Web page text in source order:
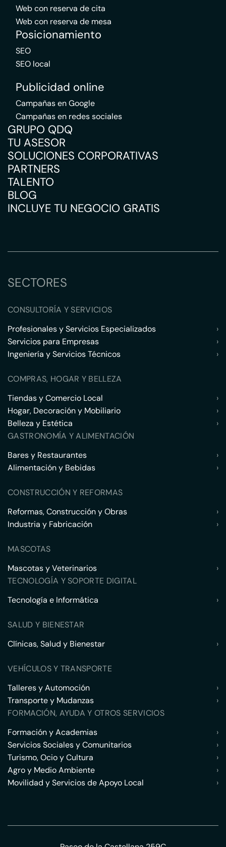
Web con reserva de cita
Web con reserva de mesa
Posicionamiento
SEO
SEO local
Publicidad online
Campañas en Google
Campañas en redes sociales
GRUPO QDQ
TU ASESOR
SOLUCIONES CORPORATIVAS
PARTNERS
TALENTO
BLOG
INCLUYE TU NEGOCIO GRATIS
SECTORES
CONSULTORÍA Y SERVICIOS
Profesionales y Servicios Especializados
›
Servicios para Empresas
›
Ingeniería y Servicios Técnicos
›
COMPRAS, HOGAR Y BELLEZA
Tiendas y Comercio Local
›
Hogar, Decoración y Mobiliario
›
Belleza y Estética
›
GASTRONOMÍA Y ALIMENTACIÓN
Bares y Restaurantes
›
Alimentación y Bebidas
›
CONSTRUCCIÓN Y REFORMAS
Reformas, Construcción y Obras
›
Industria y Fabricación
›
MASCOTAS
Mascotas y Veterinarios
›
TECNOLOGÍA Y SOPORTE DIGITAL
Tecnología e Informática
›
SALUD Y BIENESTAR
Clínicas, Salud y Bienestar
›
VEHÍCULOS Y TRANSPORTE
Talleres y Automoción
›
Transporte y Mudanzas
›
FORMACIÓN, AYUDA Y OTROS SERVICIOS
Formación y Academias
›
Servicios Sociales y Comunitarios
›
Turismo, Ocio y Cultura
›
Agro y Medio Ambiente
›
Movilidad y Servicios de Apoyo Local
›